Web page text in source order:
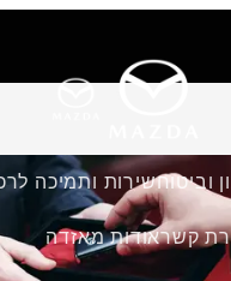
שירות ותמיכה לרכב
קשראודות מאזדה